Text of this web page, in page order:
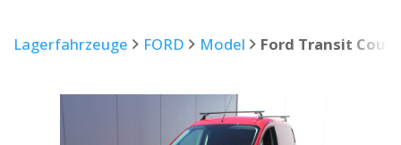
Lagerfahrzeuge FORD Model Ford Transit